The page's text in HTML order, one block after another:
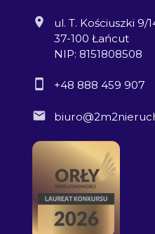
ul. T. Kościuszki 9/
37-100 Łańcut
NIP: 8151808508
+48 888 459 907